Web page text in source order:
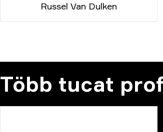
Russel Van Dulken
Több tucat